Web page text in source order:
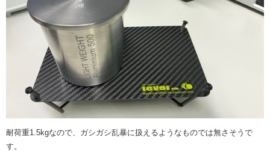
耐荷重1.5kgなので、ガシガシ乱暴に扱えるようなものでは無さそうで
す。